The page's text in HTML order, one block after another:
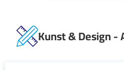
Kunst & Design